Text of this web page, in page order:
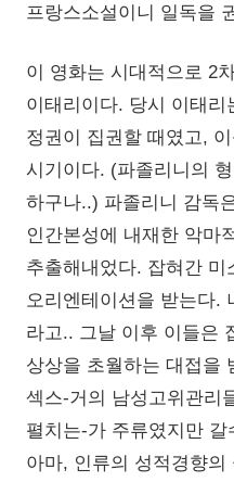
프랑스소설이니 일독을
이 영화는 시대적으로 2
이태리이다. 당시 이태리
정권이 집권할 때였고,
시기이다. (파졸리니의
하구나..) 파졸리니 감독
인간본성에 내재한 악마
추출해내었다. 잡혀간 미
오리엔테이션을 받는다.
라고.. 그날 이후 이들은
상상을 초월하는 대접을
섹스-거의 남성고위관리
펼치는-가 주류였지만
아마, 인류의 성적경향